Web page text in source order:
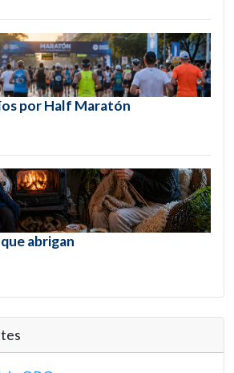
por Half Maratón
abrigan